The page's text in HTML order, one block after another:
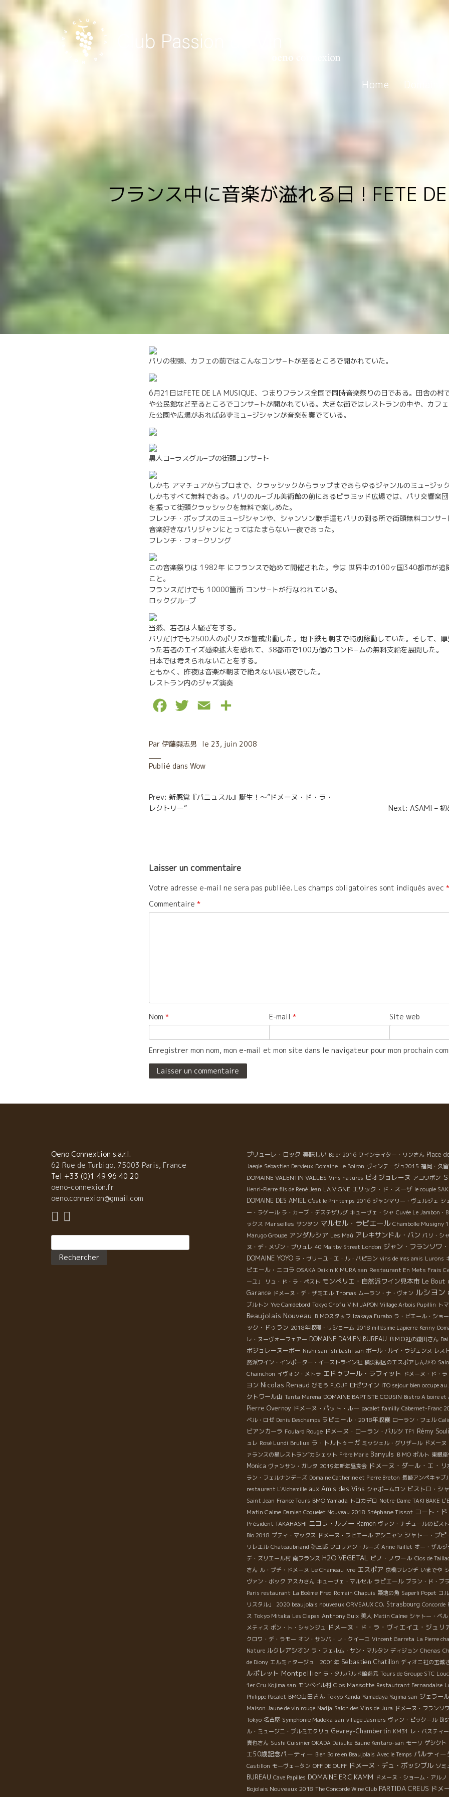
content
Home Domaine
フランス中に音楽が溢れる日 ! FETE
パリの街頭、カフェの前ではこんなコンサ−トが至るところで開かれていた。
6月21日はFETE DE LA MUSIQUE、つまりフランス全国で同時音楽祭りの日である。田舎の村
や公民館など至るところでコンサ−トが開かれている。大きな街ではレストランの中や、カフ
た公園や広場があれば必ずミュ−ジシャンが音楽を奏でている。
黒人コ−ラスグル−プの街頭コンサ−ト
しかも アマチュアからプロまで、クラッシックからラップまであらゆるジャンルのミュ−ジッ
しかもすべて無料である。パリのル−ブル美術館の前にあるピラミッド広場では、パリ交響楽
を振って街頭クラッシックを無料で楽しめた。
フレンチ・ポップスのミュ−ジシャンや、シャンソン歌手達もパリの到る所で街頭無料コンサ−
音楽好きなパリジャンにとってはたまらない一夜であった。
フレンチ・フォ−クソング
この音楽祭りは 1982年 にフランスで始めて開催された。今は 世界中の100ヶ国340都市が追
こと。
フランスだけでも 10000箇所 コンサ−トが行なわれている。
ロックグル−プ
当然、若者は大騒ぎをする。
パリだけでも2500人のポリスが警戒出動した。地下鉄も朝まで特別稼動していた。そして、
った若者のエイズ感染拡大を恐れて、38都市で100万個のコンド−ムの無料支給を展開した。
日本では考えられないことをする。
ともかく、昨夜は音楽が朝まで絶えない長い夜でした。
レストラン内のジャズ演奏
c
o
o
i
e
a
r
g
Par 伊藤與志男 le 23, juin 2008
Publié dans Wow
Navigation
de
Prev: 新感覚『バニュスル』誕生！〜”ドメーヌ・ド・ラ・
レクトリー”
Next: ASAMI – 初
Laisser un commentaire
Votre adresse e-mail ne sera pas publiée. Les champs obligatoires sont indiqués avec *
Commentaire *
Nom * E-mail * Site web
Enregistrer mon nom, mon e-mail et mon site dans le navigateur pour mon prochain
Oeno Connextion s.a.r.l.
62 Rue de Turbigo, 75003 Paris, France
Tel +33 (0)1 49 96 40 20
oeno-connexion.fr
oeno.connexion@gmail.com
プリューレ・ロック 美味しい Beier 2016 ワインライター・リンさん Place
Jaegle Sebastien Dervieux Domaine Le Boiron ヴィンテージュ2015 福岡・久
DOMAINE VALENTIN VALLES Vins natures ビオジョレーヌ アコワボン
Henri-Pierre fils de René Jean LA VIGNE エリック・ド・スーザ le couple
DOMAINE DES AMIEL C'est le Printemps 2016 ジャンマリー・ヴェルジェ シ
ー・ラゲール ラ・カーブ・デステザルグ キューヴェ・シャ Cuvée Le Jambon・
ックス Marseilles サンタン マルセル・ラピエール Chambolle Musigny
Marugo Groupe アンダルシア Les Maù アレキサンドル・バン パリ・シ
ヌ・デ・メゾン・ブリュレ 40 Maltby Street London ジャン・フランソワ
DOMAINE YOYO ラ・ヴリーユ・エ・ル・パピヨン vins de mes amis Lurons
ピエール・ニコラ OSAKA Daikin KIMURA san Restaurant En Mets Frais
ーユ」
リュ・ド・ラ・ペスト モンペリエ・自然派ワイン見本市 Le Bout
Garance ドメーヌ・デ・ザミエル Thomas ムーラン・ナ・ヴォン ルシヨン
ブルトン Yve Camdebord Tokyo Chofu VINI JAPON Village Arbois Pupillin トマ
Beaujolais Nouveau ＢＭОスタッフ Izakaya Furabo ラ・ピエール・ショ
ック・ドゥラン 2018年収穫・リショーム 2018 millésime Lapierre Kenny
レ・ヌーヴォーフェアー DOMAINE DAMIEN BUREAU ＢＭＯ社の鎌田さん
ボジョレーヌーボー Nishi san Ishibashi san ポール・ルイ・ウジェンヌ レス
然派ワイン・インポーター・イーストライン社 横浜緑区のエスポアしんかわ
Chainchon イヴォン・メトラ エドゥワール・ラフィット ドメーヌ・ド・
ヨン Nicolas Renaud びそう PLOUF ロゼワイン ITO sejour bien occupe au
クトワール山 Tanta Marena DOMAINE BAPTISTE COUSIN Bistro A boire et
Pierre Overnoy ドメーヌ・パット・ルー pacalet familly Cabernet-Franc
ベル・ロゼ Denis Deschamps ラピエール・2018年収穫 ローラン・フェル
ビアンカーラ Foulard Rouge ドメーヌ・ローラン・バルツ TF1 Rémy
ュレ Rosé Lundi Brulius ラ・トルトゥーガ ミッシェル・グリザール ドメー
ァランスの星レストラン”カシェット Frère Marie Banyuls ＢＭО ポルト 東銀
Monica ヴァンサン・ガレタ 2019年新年昼食会 ドメーヌ・ダール・エ・リ
ラン・フェルナンデーズ Domaine Catherine et Pierre Breton 長崎アンペキャブ
restaurent L'Alchemille aux Amis des Vins シャポームロン ビストロ・シ
Saint Jean France Tours BMO Yamada トロカデロ Notre-Dame TAKI BAKE
Matin Calme Damien Coquelet Nouveau 2018 Stéphane Tissot コート・
Président TAKAHASHI ニコラ・ルノー Ramon ヴァン・ナチュールのビス
Bio 2018 プティ・マックス ドメーヌ・ラピエール アシニャン シャトー・プピ
リレエル Chateaubriand 弥三郎 フロリアン・ルーズ Anne Paillet オー・ザルジ
デ・ズリエール村 南フランス H2O VEGETAL ピノ・ノワール Clos de
さん ル・プチ・ドメーヌ Le Chameau Ivre エスポア 京橋フレンチ いまでや
ヴァン・ボック アスカさん キューヴェ・マルセル ラピエール ブラン・ド・ブ
Paris restaurant La Boème Fred Romain Chapuis 築地の魚 Saperli Popet コ
リスタル」
2020 beaujolais nouveaux ORVEAUX CO. Strasbourg Concorde
ス Tokyo Mitaka Les Clapas Anthony Guix 美人 Matin Calme シャトー・ベ
メティス ポン・ト・シャンジュ ドメーヌ・ド・ラ・ヴィエイユ・ジュリ
クロワ・デ・ラモー オン・サンバ・レ・クイーユ Vincent Garreta La Pierre
Nature ルクレアシオン ラ・フェルム・サン・マルタン ディジョン Chenas
de Diony エルミｒタージュ 2001年 Sebastien Chatillon ディオニ社の玉城
ルポレット Montpellier ラ・タルバルド醸造元 Tours de Groupe STC
1er Cru Kojima san モンペイル村 Clos Massotte Restautrant Fernandaise
Philippe Pacalet BMO山田さん Tokyo Kanda Yamadaya Yajima san ジェラー
Maison Jaune de vin rouge Nadja Salon des Vins de Jura ドメーヌ・フランソ
Tokyo 名古屋 Symphonie Madoka san village Jasniers ヴァン・ピックール
ル・ミュージニ・プルミエクリュ Gevrey-Chambertin KM31 レ・バスティ
真也さん Sushi Cuisinier OKADA Daisuke Baune Kentaro-san モーリ ゲシクト
エ50歳記念パーティー Bien Boire en Beaujolais Avec le Temps パルティー
Castillon モーヴェータン OFF DE OUFF ドメーヌ・デュ・ポッシブル ソミ
BUREAU Cave Papilles DOMAINE ERIC KAMM ドメーヌ・ショーム・アルノ
Bojolais Nouveaux 2018 The Concorde Wine Club PARTIDA CREUS ドメ